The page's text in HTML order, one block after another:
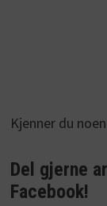
Kjenner du
Del gjerne
Facebook!